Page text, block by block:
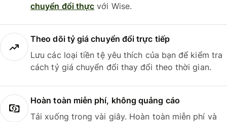
chuyển đổi thực với Wise.
Theo dõi tỷ giá chuyển đổi trực tiếp
Lưu các loại tiền tệ yêu thích của bạn để kiểm tra
cách tỷ giá chuyển đổi thay đổi theo thời gian.
Hoàn toàn miễn phí, không quảng cáo
Tải xuống trong vài giây. Hoàn toàn miễn phí và